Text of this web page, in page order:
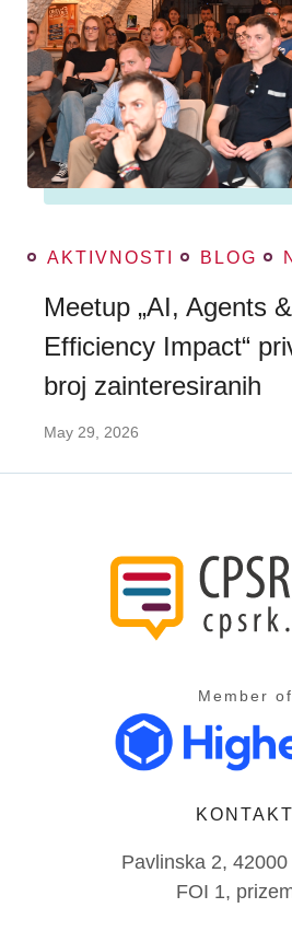
AKTIVNOSTI BLOG
Meetup „AI, Agents
Efficiency Impact“
broj zainteresiranih
May 29, 2026
Member of
KONTAKT
Pavlinska 2, 42000
FOI 1,